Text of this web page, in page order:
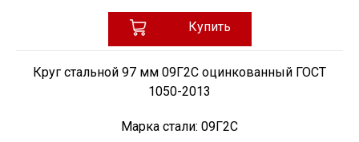
Купить
Круг стальной 97 мм 09Г2С оцинкованный ГОСТ
1050-2013
Марка стали: 09Г2С